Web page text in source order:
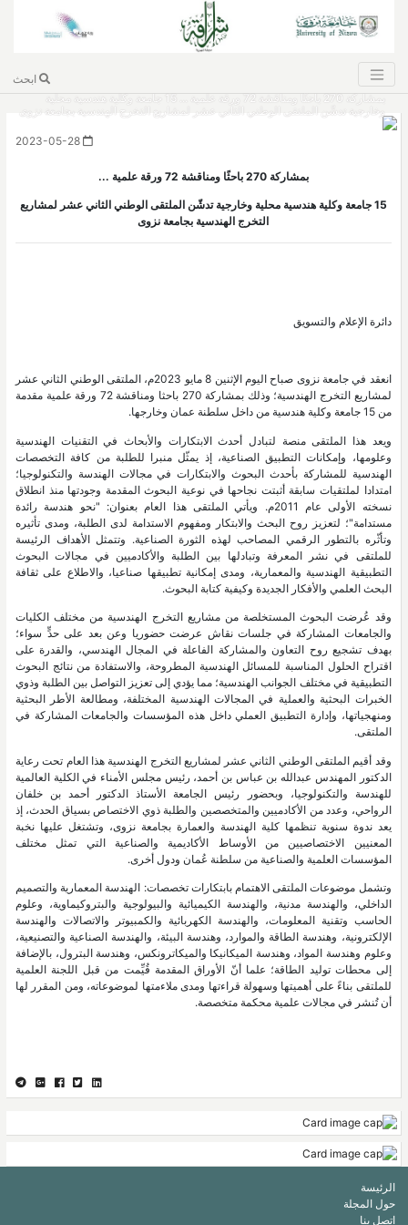
ابحث
بمشاركة 270 باحثًا ومناقشة 72 ورقة علمية ... 15 جامعة وكلية هندسية محلية
وخارجية تدشّن الملتقى الوطني الثاني عشر لمشاريع التخرج الهندسية بجامعة نزوى
2023-05-28
بمشاركة 270 باحثًا ومناقشة 72 ورقة علمية ...
15 جامعة وكلية هندسية محلية وخارجية تدشّن الملتقى الوطني الثاني عشر لمشاريع
التخرج الهندسية بجامعة نزوى
دائرة الإعلام والتسويق
انعقد في جامعة نزوى صباح اليوم الإثنين 8 مايو 2023م، الملتقى الوطني الثاني عشر
لمشاريع التخرج الهندسية؛ وذلك بمشاركة 270 باحثا ومناقشة 72 ورقة علمية مقدمة
من 15 جامعة وكلية هندسية من داخل سلطنة عمان وخارجها.
ويعد هذا الملتقى منصة لتبادل أحدث الابتكارات والأبحاث في التقنيات الهندسية
وعلومها، وإمكانات التطبيق الصناعية، إذ يمثّل منبرا للطلبة من كافة التخصصات
الهندسية للمشاركة بأحدث البحوث والابتكارات في مجالات الهندسة والتكنولوجيا؛
امتدادا لملتقيات سابقة أثبتت نجاحها في نوعية البحوث المقدمة وجودتها منذ انطلاق
نسخته الأولى عام 2011م. ويأتي الملتقى هذا العام بعنوان: "نحو هندسة رائدة
مستدامة"؛ لتعزيز روح البحث والابتكار ومفهوم الاستدامة لدى الطلبة، ومدى تأثيره
وتأثّره بالتطور الرقمي المصاحب لهذه الثورة الصناعية. وتتمثل الأهداف الرئيسة
للملتقى في نشر المعرفة وتبادلها بين الطلبة والأكادميين في مجالات البحوث
التطبيقية الهندسية والمعمارية، ومدى إمكانية تطبيقها صناعيا، والاطلاع على ثقافة
البحث العلمي والأفكار الجديدة وكيفية كتابة البحوث.
وقد عُرضت البحوث المستخلصة من مشاريع التخرج الهندسية من مختلف الكليات
والجامعات المشاركة في جلسات نقاش عرضت حضوريا وعن بعد على حدٍّ سواء؛
بهدف تشجيع روح التعاون والمشاركة الفاعلة في المجال الهندسي، والقدرة على
اقتراح الحلول المناسبة للمسائل الهندسية المطروحة، والاستفادة من نتائج البحوث
التطبيقية في مختلف الجوانب الهندسية؛ مما يؤدي إلى تعزيز التواصل بين الطلبة وذوي
الخبرات البحثية والعملية في المجالات الهندسية المختلفة، ومطالعة الأطر البحثية
ومنهجياتها، وإدارة التطبيق العملي داخل هذه المؤسسات والجامعات المشاركة في
الملتقى.
وقد أقيم الملتقى الوطني الثاني عشر لمشاريع التخرج الهندسية هذا العام تحت رعاية
الدكتور المهندس عبدالله بن عباس بن أحمد، رئيس مجلس الأمناء في الكلية العالمية
للهندسة والتكنولوجيا، وبحضور رئيس الجامعة الأستاذ الدكتور أحمد بن خلفان
الرواحي، وعدد من الأكادميين والمتخصصين والطلبة ذوي الاختصاص بسياق الحدث، إذ
يعد ندوة سنوية تنظمها كلية الهندسة والعمارة بجامعة نزوى، وتشتغل عليها نخبة
المعنيين الاختصاصيين من الأوساط الأكاديمية والصناعية التي تمثل مختلف
المؤسسات العلمية والصناعية من سلطنة عُمان ودول أخرى.
وتشمل موضوعات الملتقى الاهتمام بابتكارات تخصصات: الهندسة المعمارية والتصميم
الداخلي، والهندسة مدنية، والهندسة الكيميائية والبيولوجية والبتروكيماوية، وعلوم
الحاسب وتقنية المعلومات، والهندسة الكهربائية والكمبيوتر والاتصالات والهندسة
الإلكترونية، وهندسة الطاقة والموارد، وهندسة البيئة، والهندسة الصناعية والتصنيعية،
وعلوم وهندسة المواد، وهندسة الميكانيكا والميكاترونكس، وهندسة البترول، بالإضافة
إلى محطات توليد الطاقة؛ علما أنّ الأوراق المقدمة قُيِّمت من قبل اللجنة العلمية
للملتقى بناءً على أهميتها وسهولة قراءتها ومدى ملاءمتها لموضوعاته، ومن المقرر لها
أن تُنشر في مجالات علمية محكمة متخصصة.
الرئيسة
حول المجلة
اتصل بنا